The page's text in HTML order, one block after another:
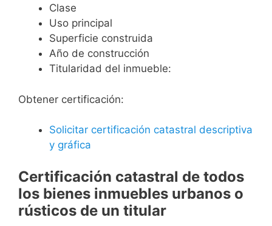
Clase
Uso principal
Superficie construida
Año de construcción
Titularidad del inmueble:
Obtener certificación:
Solicitar certificación catastral descriptiva
y gráfica
Certificación catastral de todos
los bienes inmuebles urbanos o
rústicos de un titular